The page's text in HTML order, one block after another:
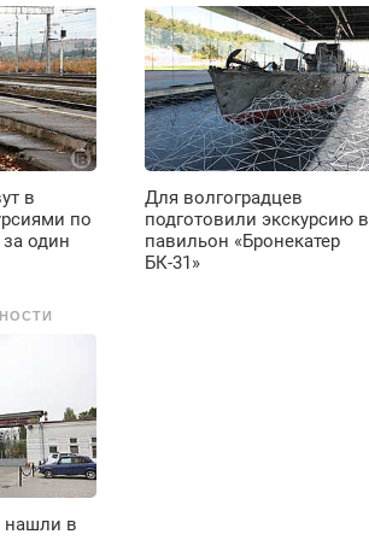
Вызов бесплатный.
в
по
один
Для волгоградцев
подготовили экскурсию в
павильон «Бронекатер
БК-31»
нашли в